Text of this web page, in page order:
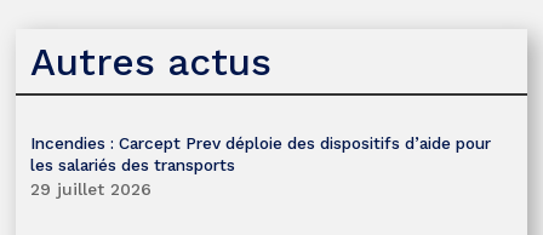
Autres actus
Incendies : Carcept Prev déploie des dispositifs d’aide pour
les salariés des transports
29 juillet 2026